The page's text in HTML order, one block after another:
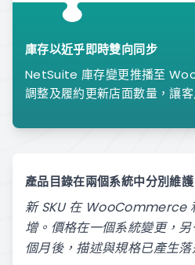
庫存以近乎即時雙向同步
NetSuite 庫存變更推播至
調整及履約更新店面數量，讓
產品目錄在兩個系統中分別維護
新 SKU 在 WooCommerce
增。價格在一個系統變更，
個月後，描述與規格已產生落